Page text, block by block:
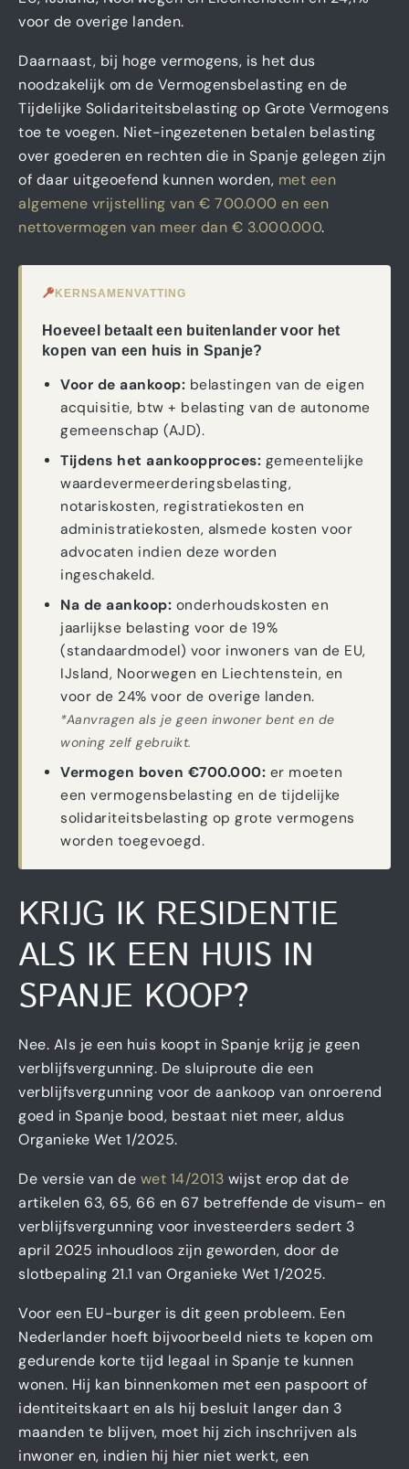
voor de overige landen.
Daarnaast, bij hoge vermogens, is het dus
noodzakelijk om de Vermogensbelasting en de
Tijdelijke Solidariteitsbelasting op Grote Vermogens
toe te voegen. Niet-ingezetenen betalen belasting
over goederen en rechten die in Spanje gelegen zijn
of daar uitgeoefend kunnen worden, met een
algemene vrijstelling van € 700.000 en een
nettovermogen van meer dan € 3.000.000.
KERNSAMENVATTING
Hoeveel betaalt een buitenlander voor het
kopen van een huis in Spanje?
Voor de aankoop: belastingen van de eigen
acquisitie, btw + belasting van de autonome
gemeenschap (AJD).
Tijdens het aankoopproces: gemeentelijke
waardevermeerderingsbelasting,
notariskosten, registratiekosten en
administratiekosten, alsmede kosten voor
advocaten indien deze worden
ingeschakeld.
Na de aankoop: onderhoudskosten en
jaarlijkse belasting voor de 19%
(standaardmodel) voor inwoners van de EU,
IJsland, Noorwegen en Liechtenstein, en
voor de 24% voor de overige landen.
*Aanvragen als je geen inwoner bent en de
woning zelf gebruikt.
Vermogen boven €700.000: er moeten
een vermogensbelasting en de tijdelijke
solidariteitsbelasting op grote vermogens
worden toegevoegd.
KRIJG IK RESIDENTIE
ALS IK EEN HUIS IN
SPANJE KOOP?
Nee. Als je een huis koopt in Spanje krijg je geen
verblijfsvergunning. De sluiproute die een
verblijfsvergunning voor de aankoop van onroerend
goed in Spanje bood, bestaat niet meer, aldus
Organieke Wet 1/2025.
De versie van de wet 14/2013 wijst erop dat de
artikelen 63, 65, 66 en 67 betreffende de visum- en
verblijfsvergunning voor investeerders sedert 3
april 2025 inhoudloos zijn geworden, door de
slotbepaling 21.1 van Organieke Wet 1/2025.
Voor een EU-burger is dit geen probleem. Een
Nederlander hoeft bijvoorbeeld niets te kopen om
gedurende korte tijd legaal in Spanje te kunnen
wonen. Hij kan binnenkomen met een paspoort of
identiteitskaart en als hij besluit langer dan 3
maanden te blijven, moet hij zich inschrijven als
inwoner en, indien hij hier niet werkt, een